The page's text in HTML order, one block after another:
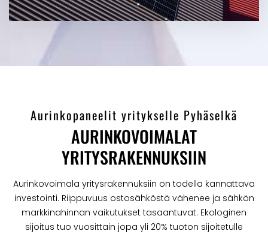
Aurinkopaneelit yritykselle Pyhäselkä
AURINKOVOIMALAT
YRITYSRAKENNUKSIIN
Aurinkovoimala yritysrakennuksiin on todella kannattava
investointi. Riippuvuus ostosähköstä vähenee ja sähkön
markkinahinnan vaikutukset tasaantuvat. Ekologinen
sijoitus tuo vuosittain jopa yli 20% tuoton sijoitetulle